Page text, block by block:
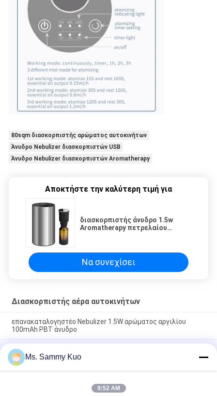
80sqm διασκορπιστής αρώματος αυτοκινήτων
Άνυδρο Nebulizer διασκορπιστών USB
Άνυδρο Nebulizer διασκορπιστών Aromatherapy
Αποκτήστε την καλύτερη τιμή για
διασκορπιστής άνυδρο 1.5w
Aromatherapy πετρελαίου
Να συνεχίσει
Διασκορπιστής αέρα αυτοκινήτων
επανακαταλογηστέο Nebulizer 1.5W αρώματος αργιλίου
100mAh PBT άνυδρο
Επανακαταλογηστέος Nebulizer 100mA αυτοκινήτων PBT
1.5W Usb άνυδρος διασκορπιστής πετρελαίου μυρωδιάς
αρώματος
DC5V επανακαταλογηστέο αναψυκτικό αέρα αυτοκινήτων
διασκορπιστών 100mA μυρωδιάς αυτοκινήτων αργιλίου PP
Ms. Sammy Kuo
9:52 AM